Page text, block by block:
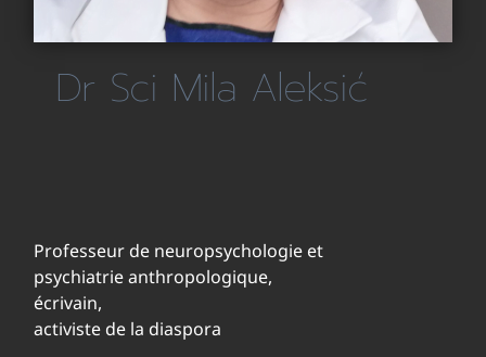
Dr Sci Mila Aleksić
Professeur de neuropsychologie et
psychiatrie anthropologique,
écrivain,
activiste de la diaspora